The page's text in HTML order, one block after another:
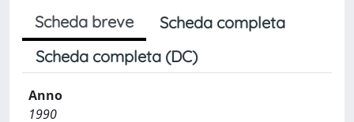
Scheda breve
Scheda completa
Scheda completa (DC)
Anno
1990